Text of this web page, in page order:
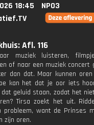
18:45
NPO3
Afl. 116
muziek luisteren,
of naar een muziek concert
dan dat. Maar kunnen
kan het dat je oor iets
dat geluid staan, zodat het
Tirsa zoekt het uit.
probleem, want de Prinses
zijn oren.